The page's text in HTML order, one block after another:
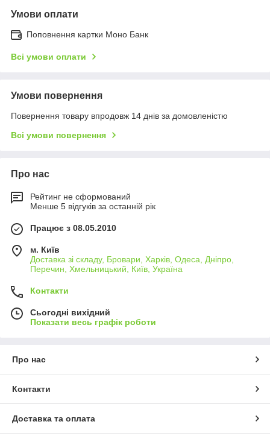
Умови оплати
Поповнення картки Моно Банк
Всі умови оплати
Умови повернення
Повернення товару впродовж 14 днів за домовленістю
Всі умови повернення
Про нас
Рейтинг не сформований
Менше 5 відгуків за останній рік
Працює з 08.05.2010
м. Київ
Доставка зі складу, Бровари, Харків, Одеса, Дніпро,
Перечин, Хмельницький, Київ, Україна
Контакти
Сьогодні вихідний
Показати весь графік роботи
Про нас
Контакти
Доставка та оплата